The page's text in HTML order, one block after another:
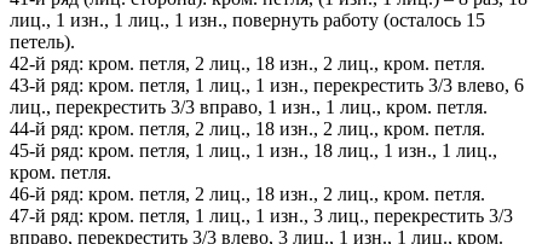
лиц., 1 изн., 1 лиц., 1 изн., повернуть работу (осталось 15
петель).
42-й ряд: кром. петля, 2 лиц., 18 изн., 2 лиц., кром. петля.
43-й ряд: кром. петля, 1 лиц., 1 изн., перекрестить 3/3 влево, 6
лиц., перекрестить 3/3 вправо, 1 изн., 1 лиц., кром. петля.
44-й ряд: кром. петля, 2 лиц., 18 изн., 2 лиц., кром. петля.
45-й ряд: кром. петля, 1 лиц., 1 изн., 18 лиц., 1 изн., 1 лиц.,
кром. петля.
46-й ряд: кром. петля, 2 лиц., 18 изн., 2 лиц., кром. петля.
47-й ряд: кром. петля, 1 лиц., 1 изн., 3 лиц., перекрестить 3/3
вправо, перекрестить 3/3 влево, 3 лиц., 1 изн., 1 лиц., кром.